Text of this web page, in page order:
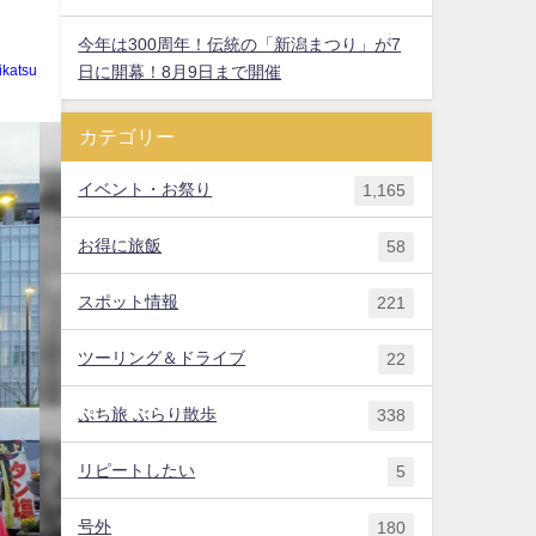
今年は300周年！伝統の「新潟まつり」が7
日に開幕！8月9日まで開催
カテゴリー
イベント・お祭り 1,165
お得に旅飯 58
スポット情報 221
ツーリング＆ドライブ 22
ぷち旅 ぶらり散歩 338
リピートしたい 5
号外 180